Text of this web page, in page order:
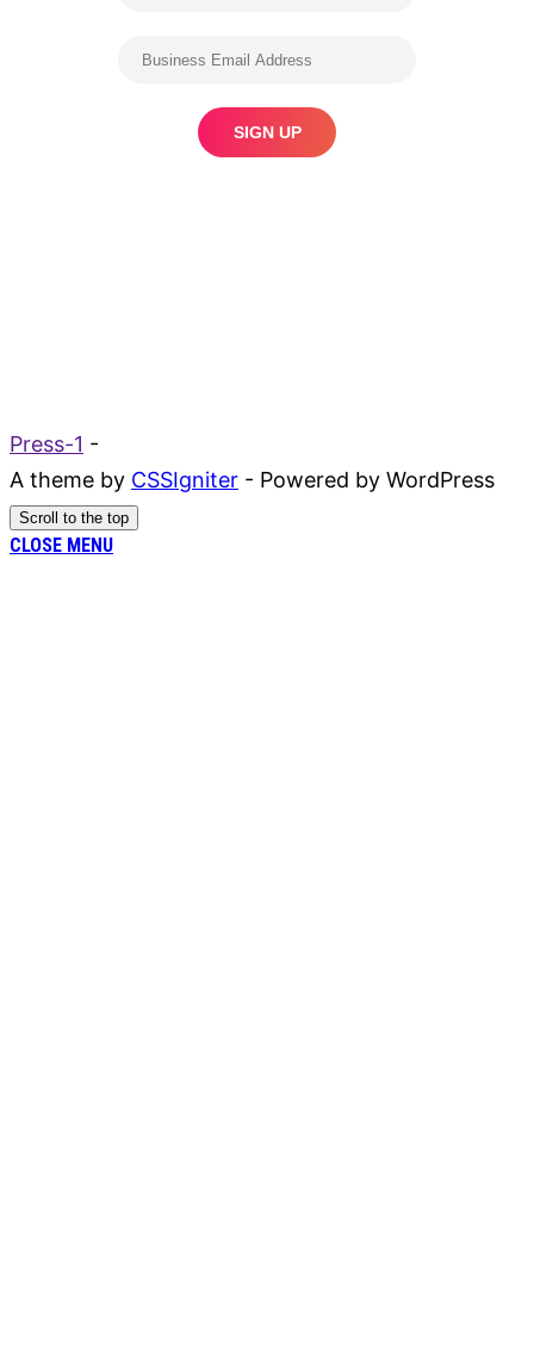
Press-1 -
A theme by CSSIgniter - Powered by WordPress
Scroll to the top
CLOSE MENU